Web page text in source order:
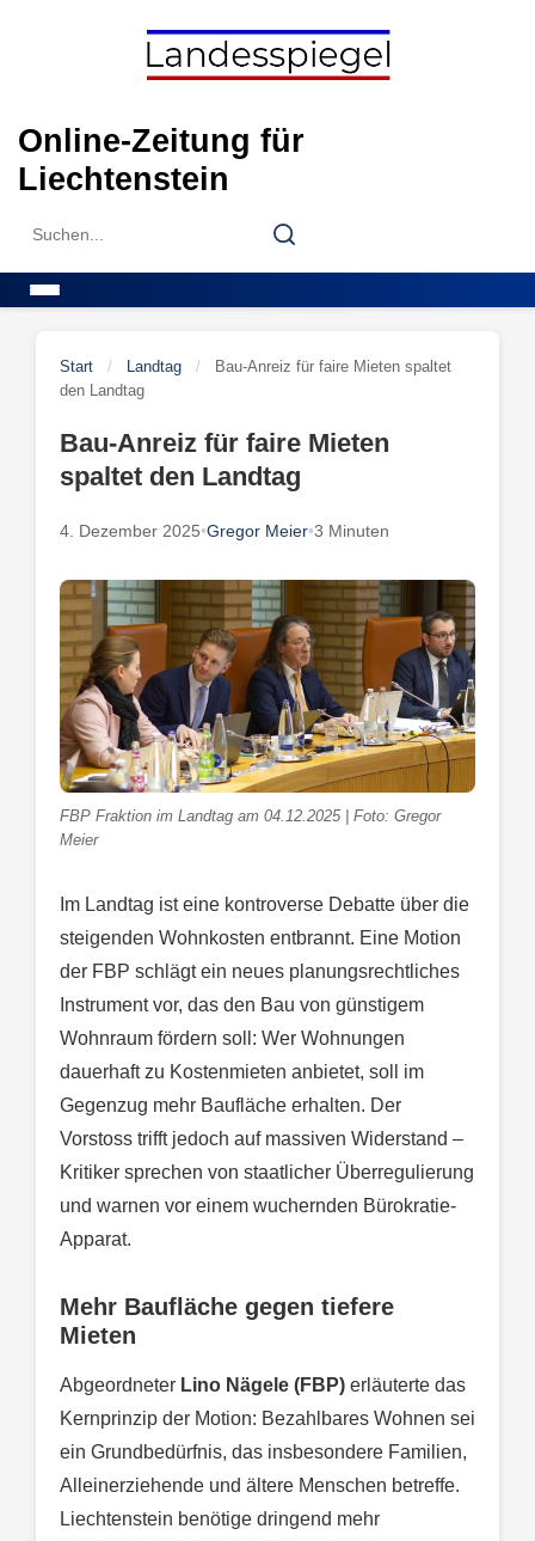
Online-Zeitung für
Liechtenstein
Search
Search
Start / Landtag /
Bau-Anreiz für faire Mieten spaltet
den Landtag
Bau-Anreiz für faire Mieten
spaltet den Landtag
4. Dezember 2025•Gregor Meier•3 Minuten
FBP Fraktion im Landtag am 04.12.2025 | Foto: Gregor
Meier
Im Landtag ist eine kontroverse Debatte über die
steigenden Wohnkosten entbrannt. Eine Motion
der FBP schlägt ein neues planungsrechtliches
Instrument vor, das den Bau von günstigem
Wohnraum fördern soll: Wer Wohnungen
dauerhaft zu Kostenmieten anbietet, soll im
Gegenzug mehr Baufläche erhalten. Der
Vorstoss trifft jedoch auf massiven Widerstand –
Kritiker sprechen von staatlicher Überregulierung
und warnen vor einem wuchernden Bürokratie-
Apparat.
Mehr Baufläche gegen tiefere
Mieten
Abgeordneter Lino Nägele (FBP) erläuterte das
Kernprinzip der Motion: Bezahlbares Wohnen sei
ein Grundbedürfnis, das insbesondere Familien,
Alleinerziehende und ältere Menschen betreffe.
Liechtenstein benötige dringend mehr